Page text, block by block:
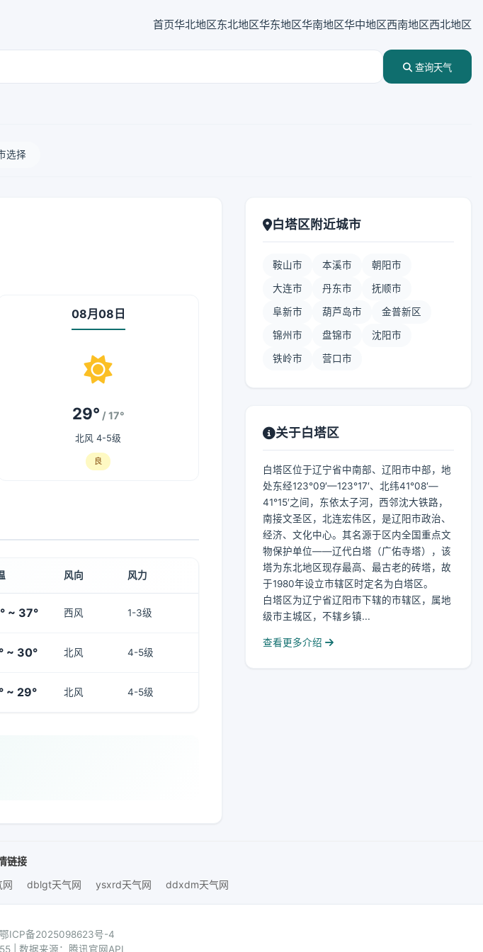
首页华北地区东北地区华东地区华南地区华中地区西南地区西北地区
查询天气
选择
08月08日
29° / 17°
北风 4-5级
良
风向 风力
~ 37° 西风 1-3级
~ 30° 北风 4-5级
~ 29° 北风 4-5级
白塔区附近城市
鞍山市 本溪市 朝阳市
大连市 丹东市 抚顺市
阜新市 葫芦岛市 金普新区
锦州市 盘锦市 沈阳市
铁岭市 营口市
关于白塔区
白塔区位于辽宁省中南部、辽阳市中部，地
处东经123°09′—123°17′、北纬41°08′—
41°15′之间，东依太子河，西邻沈大铁路，
南接文圣区，北连宏伟区，是辽阳市政治、
经济、文化中心。其名源于区内全国重点文
物保护单位——辽代白塔（广佑寺塔），该
塔为东北地区现存最高、最古老的砖塔，故
于1980年设立市辖区时定名为白塔区。
白塔区为辽宁省辽阳市下辖的市辖区，属地
级市主城区，不辖乡镇...
查看更多介绍
链接
dblgt天气网 ysxrd天气网 ddxdm天气网
鄂ICP备2025098623号-4
| 数据来源：腾讯官网API